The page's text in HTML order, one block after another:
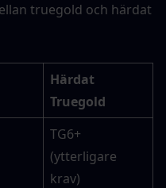
truegold och härdat
Härdat
Truegold
TG6+
(ytterligare
krav)